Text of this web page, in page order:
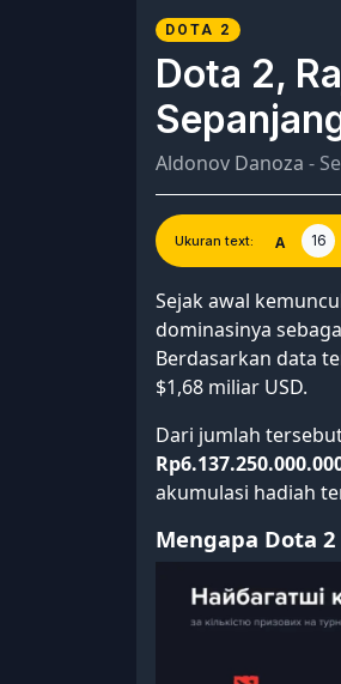
DOTA 2
Dota 2,
Aldonov Danoza -
Ukuran text: A 16
Sejak awal
dominasinya
Berdasarkan data
$1,68 miliar USD.
Dari jumlah
akumulasi hadiah
Mengapa Dota